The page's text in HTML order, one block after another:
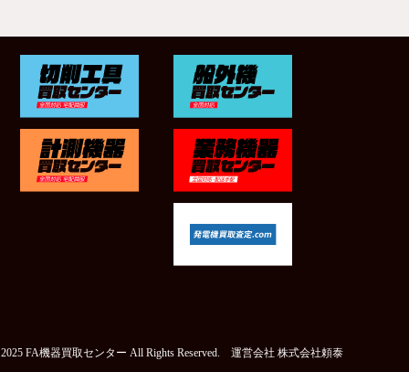
FA機器買取センター All Rights Reserved. 運営会社 株式会社頼泰